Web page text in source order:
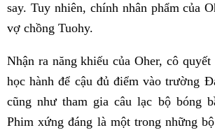
say. Tuy nhiên, chính nhân phẩm của
vợ chồng Tuohy.
Nhận ra năng khiếu của Oher, cô
học hành để cậu đủ điểm vào trường
cũng như tham gia câu lạc bộ bóng
Phim xứng đáng là một trong những